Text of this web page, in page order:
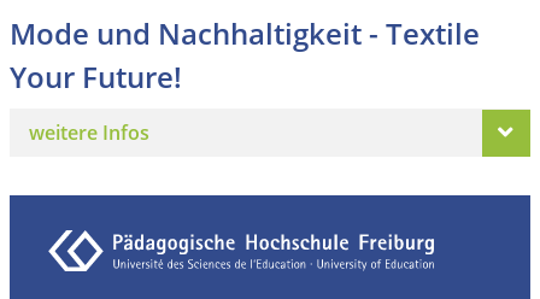
Mode und Nachhaltigkeit - Textile
Your Future!
weitere Infos